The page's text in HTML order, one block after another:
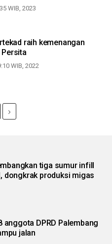
WIB, 2023
WIB, 2022
tiga sumur infill
dongkrak produksi migas
anggota DPRD Palembang
jalan